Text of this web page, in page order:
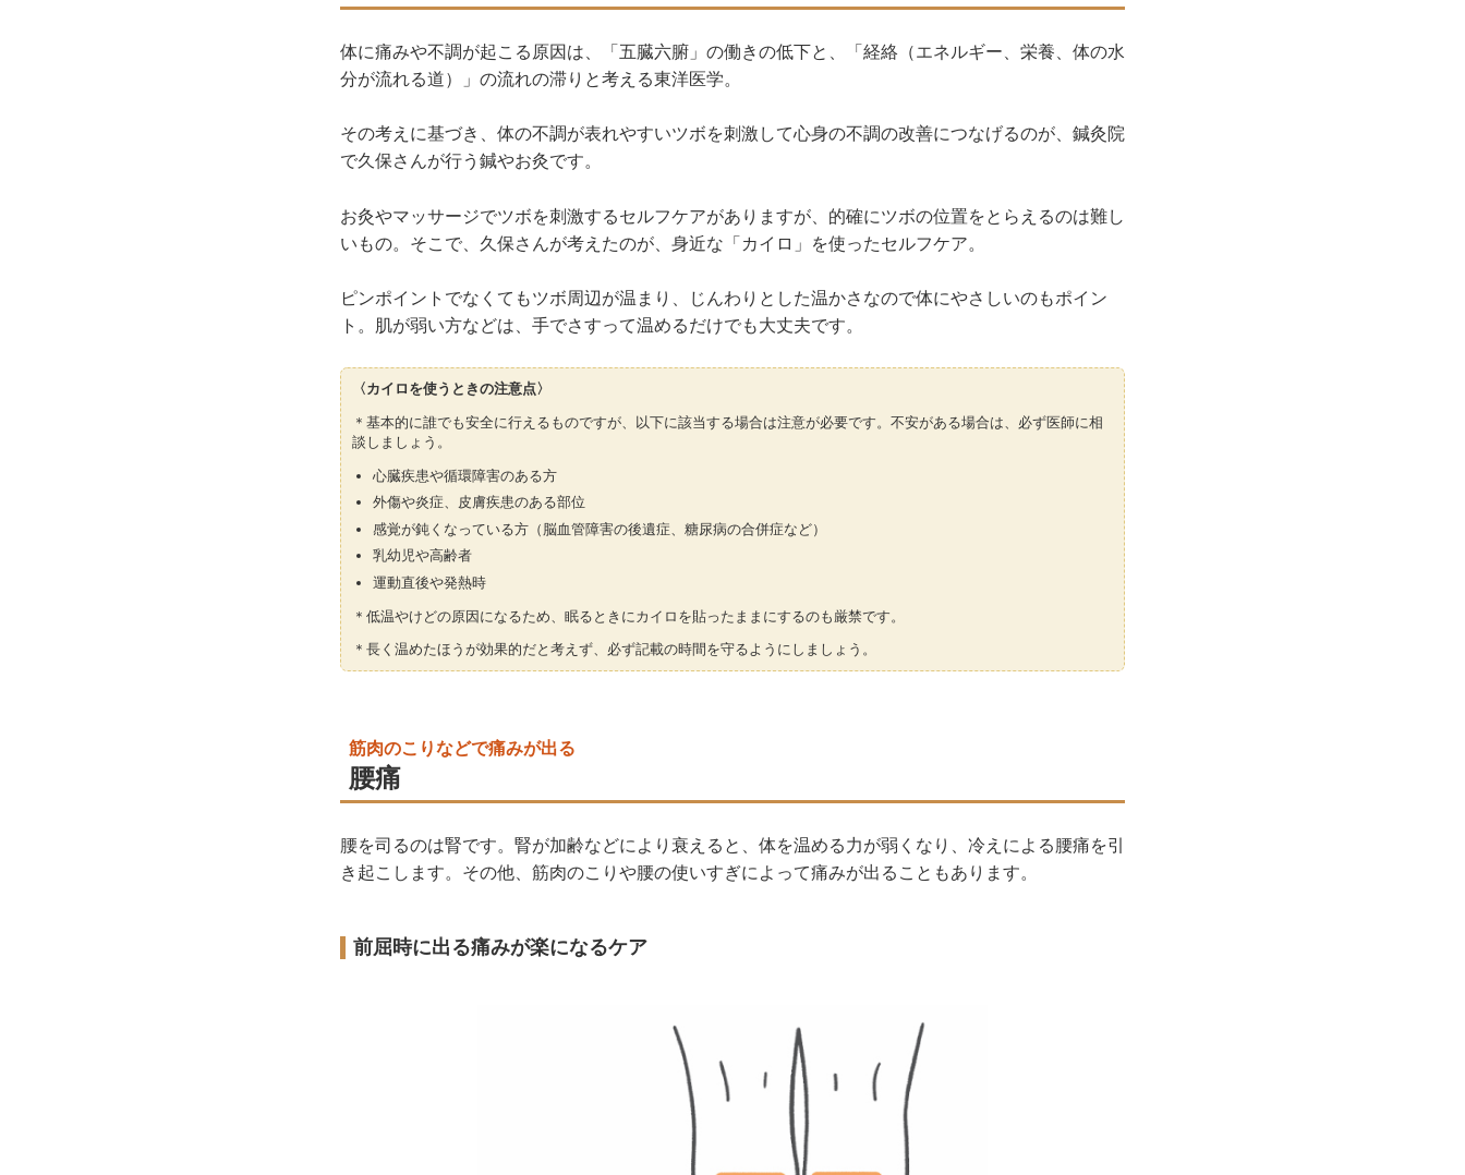
体に痛みや不調が起こる原因は、「五臓六腑」の働きの低下と、「経絡（エネルギー、栄養、体の水
分が流れる道）」の流れの滞りと考える東洋医学。
その考えに基づき、体の不調が表れやすいツボを刺激して心身の不調の改善につなげるのが、鍼灸院
で久保さんが行う鍼やお灸です。
お灸やマッサージでツボを刺激するセルフケアがありますが、的確にツボの位置をとらえるのは難し
いもの。そこで、久保さんが考えたのが、身近な「カイロ」を使ったセルフケア。
ピンポイントでなくてもツボ周辺が温まり、じんわりとした温かさなので体にやさしいのもポイン
ト。肌が弱い方などは、手でさすって温めるだけでも大丈夫です。
〈カイロを使うときの注意点〉
＊基本的に誰でも安全に行えるものですが、以下に該当する場合は注意が必要です。不安がある場合は、必ず医師に相
談しましょう。
心臓疾患や循環障害のある方
外傷や炎症、皮膚疾患のある部位
感覚が鈍くなっている方（脳血管障害の後遺症、糖尿病の合併症など）
乳幼児や高齢者
運動直後や発熱時
＊低温やけどの原因になるため、眠るときにカイロを貼ったままにするのも厳禁です。
＊長く温めたほうが効果的だと考えず、必ず記載の時間を守るようにしましょう。
筋肉のこりなどで痛みが出る
腰痛
腰を司るのは腎です。腎が加齢などにより衰えると、体を温める力が弱くなり、冷えによる腰痛を引
き起こします。その他、筋肉のこりや腰の使いすぎによって痛みが出ることもあります。
前屈時に出る痛みが楽になるケア